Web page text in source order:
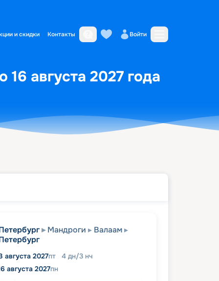
и скидки Контакты Войти
августа 2027 года
Мандроги
Валаам
августа 2027пт 4 дн/3 нч
августа 2027пн